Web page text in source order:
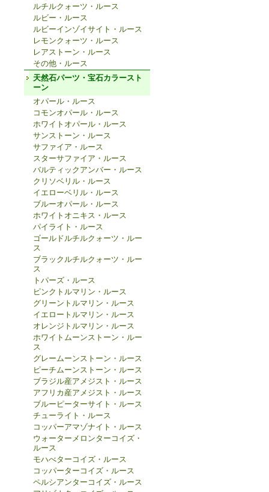
ルチルクォーツ・ルース
ルビー・ルース
ルビーインゾイサイト・ルース
レモンクォーツ・ルース
レアストーン・ルース
その他・ルース
天然石パーツ・宝石カラースト
ーン
オパール・ルース
コモンオパール・ルース
ホワイトオパール・ルース
サンストーン・ルース
サファイア・ルース
スターサファイア・ルース
バルティックアンバー・ルース
クリソベリル・ルース
イエローベリル・ルース
ブルーオパール・ルース
ホワイトオニキス・ルース
パイライト・ルース
ゴールドルチルクォーツ・ルー
ス
ブラックルチルクォーツ・ルー
ス
トパーズ・ルース
ピンクトルマリン・ルース
グリーントルマリン・ルース
イエロートルマリン・ルース
オレンジトルマリン・ルース
ホワイトムーンストーン・ルー
ス
グレームーンストーン・ルース
ピーチムーンストーン・ルース
ブラジル産アメジスト・ルース
アフリカ産アメジスト・ルース
ブルーピーターサイト・ルース
チューライト・ルース
コッパーアマゾナイト・ルース
ウォーターメロンターコイズ・
ルース
モハべターコイズ・ルース
コッパーターコイズ・ルース
ペルシアンターコイズ・ルース